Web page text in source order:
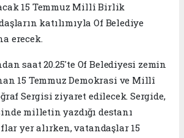
15 Temmuz Millî Birlik
katılımıyla Of Belediye
erecek.
saat 20.25'te Of Belediyesi zemin
15 Temmuz Demokrasi ve Millî
Sergisi ziyaret edilecek. Sergide,
milletin yazdığı destanı
yer alırken, vatandaşlar 15